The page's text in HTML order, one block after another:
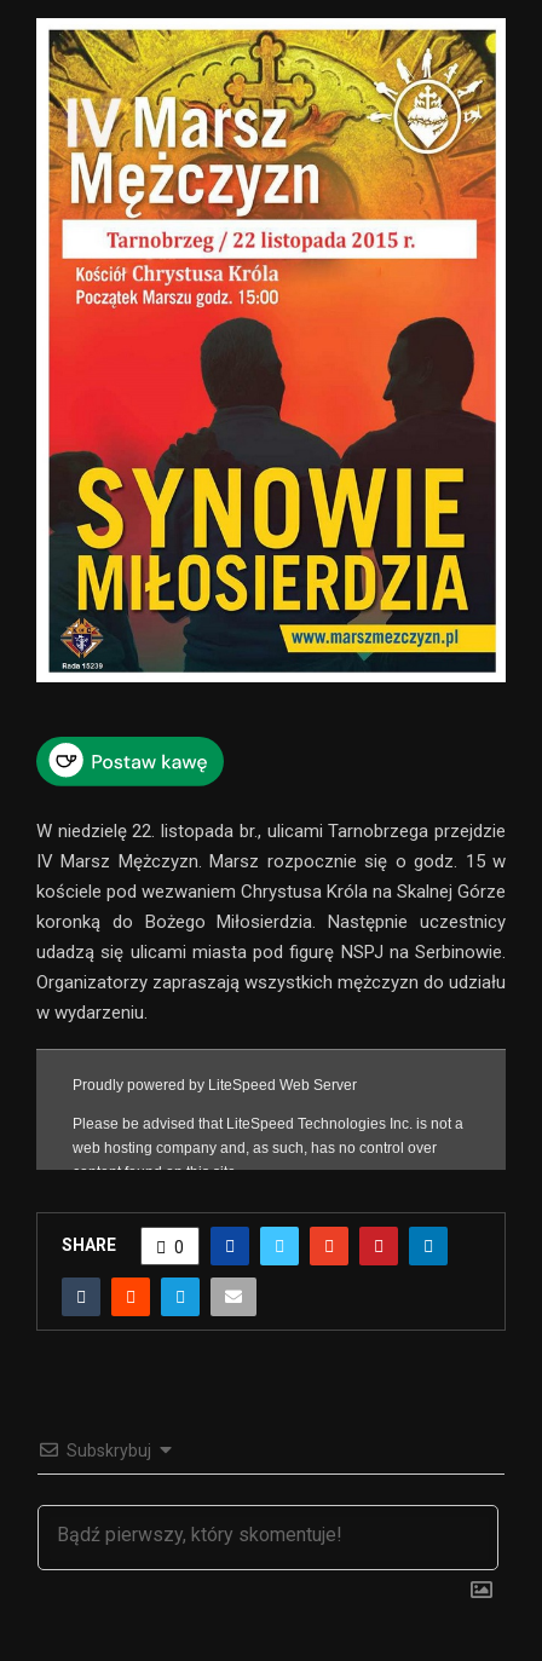
W niedzielę 22. listopada br., ulicami Tarnobrzega przejdzie
IV Marsz Mężczyzn. Marsz rozpocznie się o godz. 15 w
kościele pod wezwaniem Chrystusa Króla na Skalnej Górze
koronką do Bożego Miłosierdzia. Następnie uczestnicy
udadzą się ulicami miasta pod figurę NSPJ na Serbinowie.
Organizatorzy zapraszają wszystkich mężczyzn do udziału
w wydarzeniu.
SHARE 0
Subskrybuj